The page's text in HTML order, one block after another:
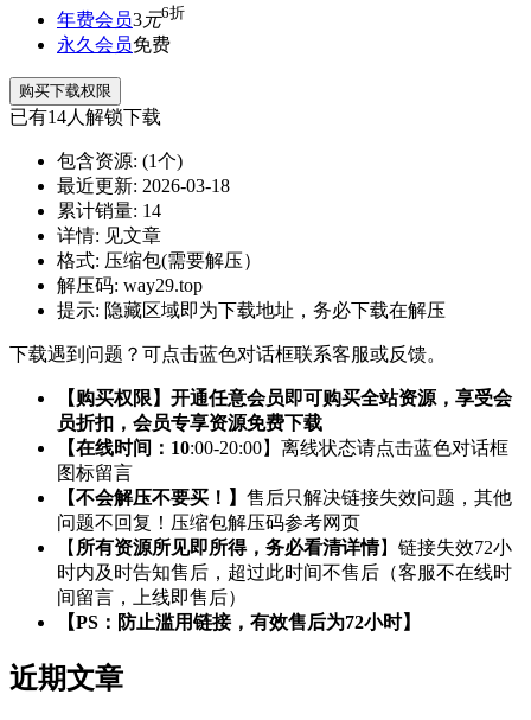
年费会员3元6折
永久会员免费
购买下载权限
已有14人解锁下载
包含资源: (1个)
最近更新: 2026-03-18
累计销量: 14
详情: 见文章
格式: 压缩包(需要解压）
解压码: way29.top
提示: 隐藏区域即为下载地址，务必下载在解压
下载遇到问题？可点击蓝色对话框联系客服或反馈。
【购买权限】开通任意会员即可购买全站资源，享受会
员折扣，会员专享资源免费下载
【在线时间：10:00-20:00】离线状态请点击蓝色对话框
图标留言
【不会解压不要买！】 售后只解决链接失效问题，其他
问题不回复！压缩包解压码参考网页
【 所有资源所见即所得，务必看清详情】链接失效72小
时内及时告知售后，超过此时间不售后（客服不在线时
间留言，上线即售后）
【PS：防止滥用链接，有效售后为72小时】
近期文章